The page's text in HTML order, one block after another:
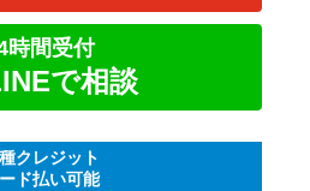
時間受付
で相談
クレジット
ド払い可能